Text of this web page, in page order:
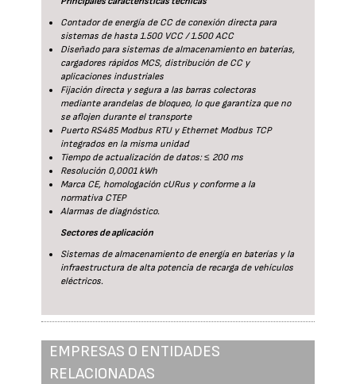
Contador de energía de CC de conexión directa para
sistemas de hasta 1.500 VCC / 1.500 ACC
Diseñado para sistemas de almacenamiento en baterías,
cargadores rápidos MCS, distribución de CC y
aplicaciones industriales
Fijación directa y segura a las barras colectoras
mediante arandelas de bloqueo, lo que garantiza que no
se aflojen durante el transporte
Puerto RS485 Modbus RTU y Ethernet Modbus TCP
integrados en la misma unidad
Tiempo de actualización de datos: ≤ 200 ms
Resolución 0,0001 kWh
Marca CE, homologación cURus y conforme a la
normativa CTEP
Alarmas de diagnóstico.
Sectores de aplicación
Sistemas de almacenamiento de energía en baterías y la
infraestructura de alta potencia de recarga de vehículos
eléctricos.
EMPRESAS O ENTIDADES
RELACIONADAS